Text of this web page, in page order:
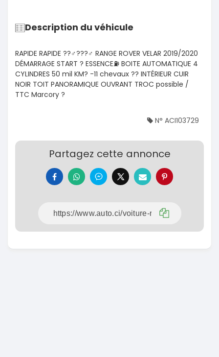
Description du véhicule
RAPIDE RAPIDE ??‍♂️???‍♂️ RANGE ROVER VELAR 2019/2020
DÉMARRAGE START ? ESSENCE⛽️ BOITE AUTOMATIQUE 4
CYLINDRES 50 mil KM?️ -11 chevaux ?? INTÉRIEUR CUIR
NOIR TOIT PANORAMIQUE OUVRANT TROC possible /
TTC Marcory ?
N° ACI103729
Partagez cette annonce